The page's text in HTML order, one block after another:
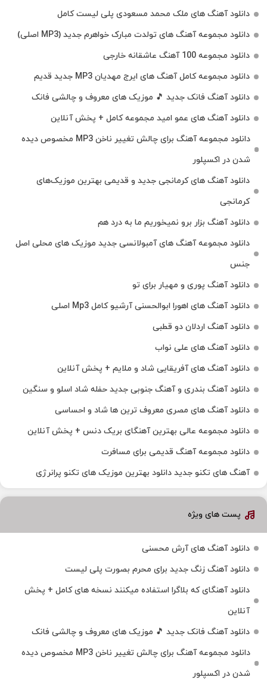
دانلود آهنگ های ملک‌ محمد مسعودی پلی لیست کامل
دانلود مجموعه آهنگ های تولدت مبارک خواهرم جدید (MP3 اصلی)
دانلود مجموعه 100 آهنگ عاشقانه خارجی
دانلود مجموعه کامل آهنگ های ایرج مهدیان MP3 جدید قدیم
دانلود آهنگ فانک جدید 🎵 موزیک‌ های معروف و چالشی فانک
دانلود آهنگ های عمو امید مجموعه کامل + پخش آنلاین
دانلود مجموعه آهنگ برای چالش تغییر ناخن MP3 مخصوص دیده
شدن در اکسپلور
دانلود آهنگ‌ های کرمانجی جدید و قدیمی بهترین موزیک‌های
کرمانجی
دانلود آهنگ بزار برو نمیخوریم ما به درد هم
دانلود مجموعه آهنگ های آمبولانسی جدید موزیک های محلی اصل
جنس
دانلود آهنگ پوری و مهیار برای تو
دانلود آهنگ های اهورا ابوالحسنی آرشیو کامل Mp3 اصلی
دانلود آهنگ اردلان دو قطبی
دانلود آهنگ های علی نواب
دانلود آهنگ های آفریقایی شاد و ملایم + پخش آنلاین
دانلود آهنگ بندری و آهنگ جنوبی جدید حفله شاد اسلو و سنگین
دانلود آهنگ های مصری معروف ترین ها شاد و احساسی
دانلود مجموعه عالی بهترین آهنگای بریک دنس + پخش آنلاین
دانلود مجموعه آهنگ قدیمی برای مسافرت
آهنگ های تکنو جدید دانلود بهترین موزیک های تکنو پرانرژی
پست های ویژه
دانلود آهنگ های آرش محسنی
دانلود آهنگ زنگ جدید برای محرم بصورت پلی لیست
دانلود آهنگای که بلاگرا استفاده میکنند نسخه های کامل + پخش
آنلاین
دانلود آهنگ فانک جدید 🎵 موزیک‌ های معروف و چالشی فانک
دانلود مجموعه آهنگ برای چالش تغییر ناخن MP3 مخصوص دیده
شدن در اکسپلور